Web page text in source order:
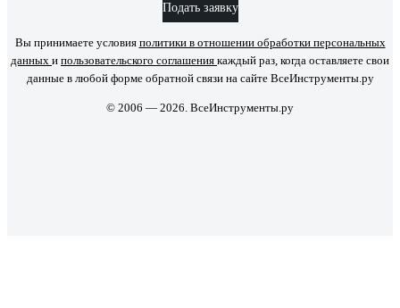
Подать заявку
Вы принимаете условия политики в отношении обработки персональных
данных и пользовательского соглашения каждый раз, когда оставляете свои
данные в любой форме обратной связи на сайте ВсеИнструменты.ру
© 2006 — 2026. ВсеИнструменты.ру